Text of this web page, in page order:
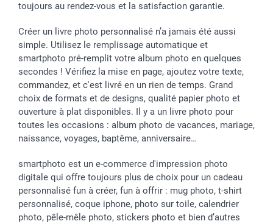
toujours au rendez-vous et la satisfaction garantie.
Créer un livre photo personnalisé n’a jamais été aussi
simple. Utilisez le remplissage automatique et
smartphoto pré-remplit votre album photo en quelques
secondes ! Vérifiez la mise en page, ajoutez votre texte,
commandez, et c'est livré en un rien de temps. Grand
choix de formats et de designs, qualité papier photo et
ouverture à plat disponibles. Il y a un livre photo pour
toutes les occasions : album photo de vacances, mariage,
naissance, voyages, baptême, anniversaire…
smartphoto est un e-commerce d'impression photo
digitale qui offre toujours plus de choix pour un cadeau
personnalisé fun à créer, fun à offrir : mug photo, t-shirt
personnalisé, coque iphone, photo sur toile, calendrier
photo, pêle-mêle photo, stickers photo et bien d’autres